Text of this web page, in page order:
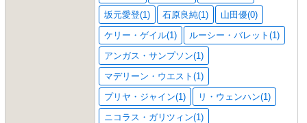
坂元愛登(1)
石原良純(1)
山田優(0)
ケリー・ゲイル(1)
ルーシー・バレット(1)
アンガス・サンプソン(1)
マデリーン・ウエスト(1)
プリヤ・ジャイン(1)
リ・ウェンハン(1)
ニコラス・ガリツィン(1)